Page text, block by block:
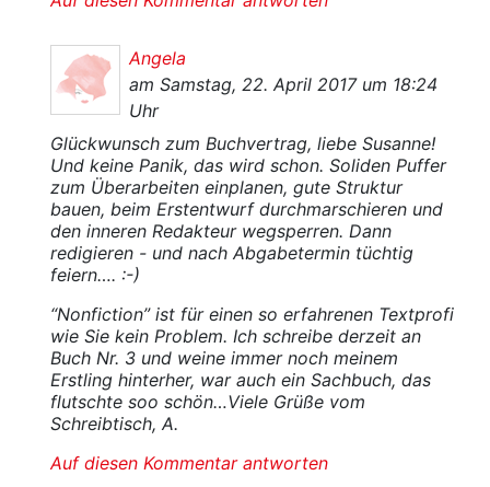
Angela
am Samstag, 22. April 2017 um 18:24
Uhr
Glückwunsch zum Buchvertrag, liebe Susanne!
Und keine Panik, das wird schon. Soliden Puffer
zum Überarbeiten einplanen, gute Struktur
bauen, beim Erstentwurf durchmarschieren und
den inneren Redakteur wegsperren. Dann
redigieren - und nach Abgabetermin tüchtig
feiern…. :-)
“Nonfiction” ist für einen so erfahrenen Textprofi
wie Sie kein Problem. Ich schreibe derzeit an
Buch Nr. 3 und weine immer noch meinem
Erstling hinterher, war auch ein Sachbuch, das
flutschte soo schön…Viele Grüße vom
Schreibtisch, A.
Auf diesen Kommentar antworten